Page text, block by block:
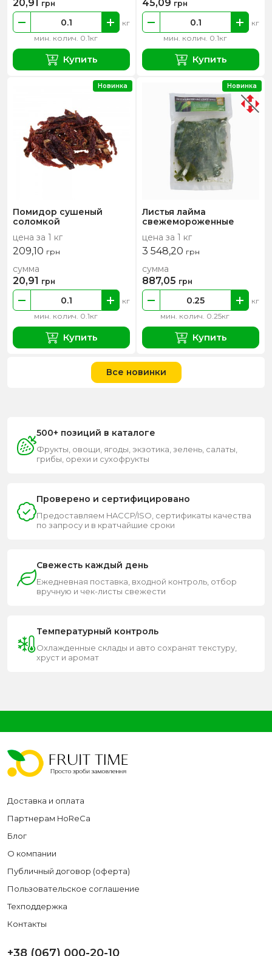
мин. колич. 0.1кг
кг
20,91 грн
Купить
мин. колич. 0.1кг
кг
45,09 грн
Купить
Помидор сушеный
соломкой
цена за 1 кг
209,10 грн
мин. колич. 0.1кг
кг
сумма
20,91 грн
Купить
Новинка
Листья лайма
свежемороженные
цена за 1 кг
3 548,20 грн
мин. колич. 0.25кг
кг
сумма
887,05 грн
Купить
Новинка
Все новинки
500+ позиций в каталоге
Фрукты, овощи, ягоды, экзотика, зелень, салаты,
грибы, орехи и сухофрукты
Проверено и сертифицировано
Предоставляем HACCP/ISO, сертификаты качества
по запросу и в кратчайшие сроки
Свежесть каждый день
Ежедневная поставка, входной контроль, отбор
вручную и чек-листы свежести
Температурный контроль
Охлажденные склады и авто сохранят текстуру,
хруст и аромат
Доставка и оплата
Партнерам HoReCa
Блог
О компании
Публичный договор (оферта)
Пользовательское соглашение
Техподдержка
Контакты
+38 (067) 000-20-10